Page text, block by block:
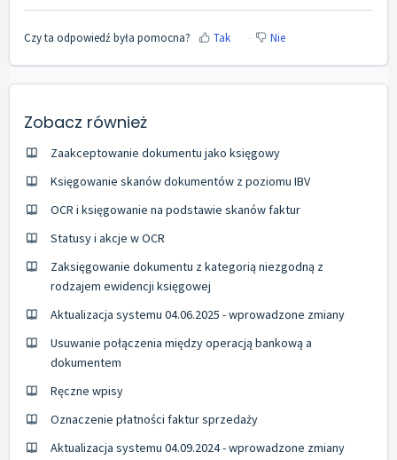
Czy ta odpowiedź była pomocna? Tak Nie
Zobacz również
Zaakceptowanie dokumentu jako księgowy
Księgowanie skanów dokumentów z poziomu IBV
OCR i księgowanie na podstawie skanów faktur
Statusy i akcje w OCR
Zaksięgowanie dokumentu z kategorią niezgodną z
rodzajem ewidencji księgowej
Aktualizacja systemu 04.06.2025 - wprowadzone zmiany
Usuwanie połączenia między operacją bankową a
dokumentem
Ręczne wpisy
Oznaczenie płatności faktur sprzedaży
Aktualizacja systemu 04.09.2024 - wprowadzone zmiany